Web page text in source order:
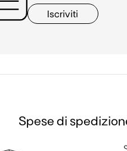
Iscriviti
Spese di